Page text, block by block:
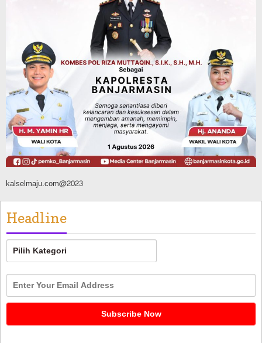
Headline
Panaskan Kembali Arena Panjat Tebing,
FPTI Banjarmasin Siapkan Sirkuit se-
Kalsel
Agustus 8, 2026
kalselmaju.com@2023
Headline
Headline